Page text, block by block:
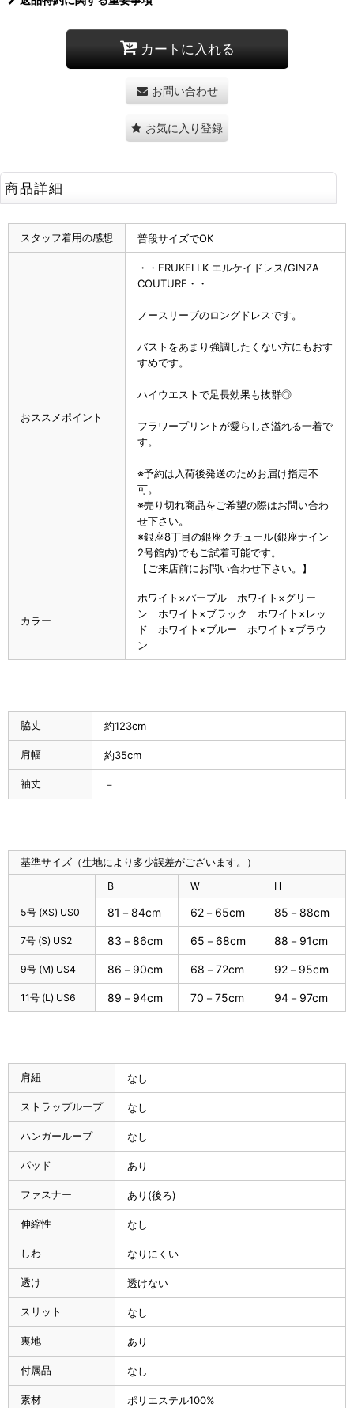
カートに入れる
お問い合わせ
お気に入り登録
商品詳細
スタッフ着用の感想 普段サイズでOK
おススメポイント
・・ERUKEI LK エルケイドレス/GINZA
COUTURE・・
ノースリーブのロングドレスです。
バストをあまり強調したくない方にもおす
すめです。
ハイウエストで足長効果も抜群◎
フラワープリントが愛らしさ溢れる一着で
す。
※予約は入荷後発送のためお届け指定不
可。
※売り切れ商品をご希望の際はお問い合わ
せ下さい。
※銀座8丁目の銀座クチュール(銀座ナイン
2号館内)でもご試着可能です。
【ご来店前にお問い合わせ下さい。】
カラー
ホワイト×パープル ホワイト×グリー
ン ホワイト×ブラック ホワイト×レッ
ド ホワイト×ブルー ホワイト×ブラウ
ン
脇丈 約123cm
肩幅 約35cm
袖丈 －
基準サイズ（生地により多少誤差がございます。）
B W H
5号 (XS) US0 81－84cm 62－65cm 85－88cm
7号 (S) US2 83－86cm 65－68cm 88－91cm
9号 (M) US4 86－90cm 68－72cm 92－95cm
11号 (L) US6 89－94cm 70－75cm 94－97cm
肩紐 なし
ストラップループ なし
ハンガーループ なし
パッド あり
ファスナー あり(後ろ)
伸縮性 なし
しわ なりにくい
透け 透けない
スリット なし
裏地 あり
付属品 なし
素材 ポリエステル100%